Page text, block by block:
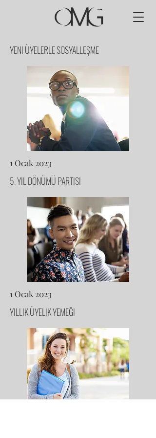
YENI ÜYELERLE SOSYALLEŞME
1 Ocak 2023
5. YIL DÖNÜMÜ PARTISI
1 Ocak 2023
YILLIK ÜYELIK YEMEĞI